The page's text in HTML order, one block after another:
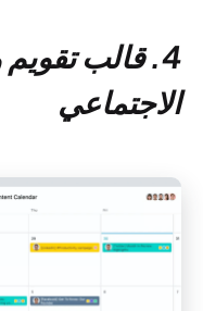
4. قالب
الاجتماعي